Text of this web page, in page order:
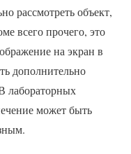
рассмотреть объект,
всего прочего, это
на экран в
дополнительно
лабораторных
может быть